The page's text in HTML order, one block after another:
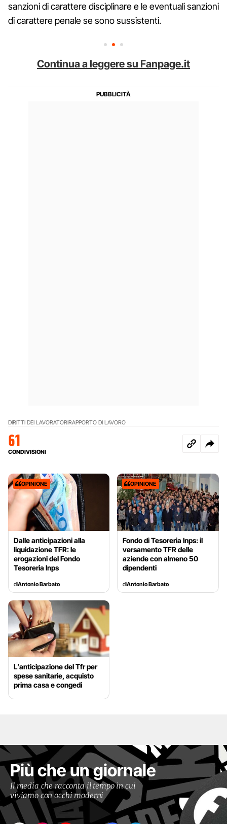
sanzioni di carattere disciplinare e le eventuali sanzioni
di carattere penale se sono sussistenti.
Continua a leggere su Fanpage.it
DIRITTI DEI LAVORATORIRAPPORTO DI LAVORO
61
CONDIVISIONI
OPINIONE
Dalle anticipazioni alla
liquidazione TFR: le
erogazioni del Fondo
Tesoreria Inps
diAntonio Barbato
OPINIONE
Fondo di Tesoreria Inps: il
versamento TFR delle
aziende con almeno 50
dipendenti
diAntonio Barbato
L’anticipazione del Tfr per
spese sanitarie, acquisto
prima casa e congedi
Più che un giornale
Il media che racconta il tempo in cui
viviamo con occhi moderni